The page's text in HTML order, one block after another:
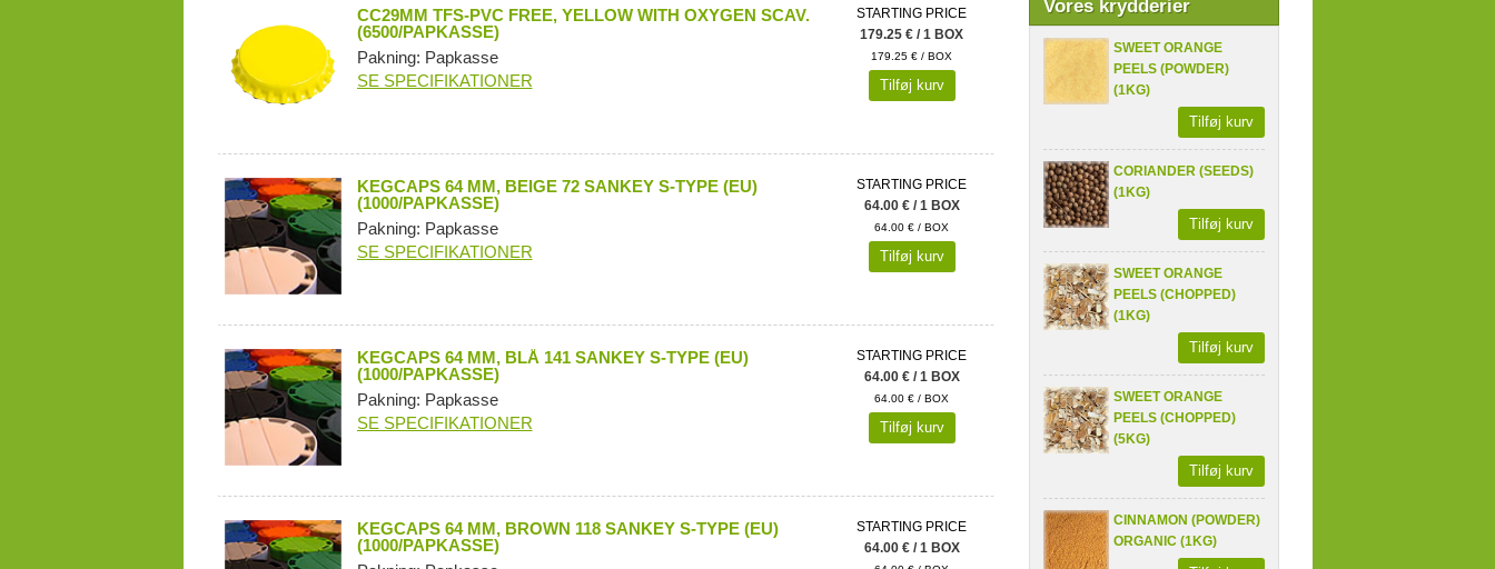
Vores krydderier
SWEET ORANGE
PEELS (POWDER)
(1KG)
Tilføj kurv
CORIANDER (SEEDS)
(1KG)
Tilføj kurv
SWEET ORANGE
PEELS (CHOPPED)
(1KG)
Tilføj kurv
SWEET ORANGE
PEELS (CHOPPED)
(5KG)
Tilføj kurv
CINNAMON (POWDER)
ORGANIC (1KG)
CC29MM TFS-PVC FREE, YELLOW WITH OXYGEN SCAV.
(6500/PAPKASSE)
Pakning: Papkasse
SE SPECIFIKATIONER
STARTING PRICE
179.25 € / 1 BOX
179.25 € / BOX
Tilføj kurv
KEGCAPS 64 MM, BEIGE 72 SANKEY S-TYPE (EU)
(1000/PAPKASSE)
Pakning: Papkasse
SE SPECIFIKATIONER
STARTING PRICE
64.00 € / 1 BOX
64.00 € / BOX
Tilføj kurv
KEGCAPS 64 MM, BLÅ 141 SANKEY S-TYPE (EU)
(1000/PAPKASSE)
Pakning: Papkasse
SE SPECIFIKATIONER
STARTING PRICE
64.00 € / 1 BOX
64.00 € / BOX
Tilføj kurv
KEGCAPS 64 MM, BROWN 118 SANKEY S-TYPE (EU)
(1000/PAPKASSE)
STARTING PRICE
64.00 € / 1 BOX